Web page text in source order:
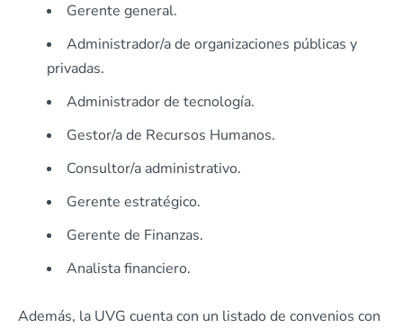
Gerente general.
Administrador/a de organizaciones públicas y
privadas.
Administrador de tecnología.
Gestor/a de Recursos Humanos.
Consultor/a administrativo.
Gerente estratégico.
Gerente de Finanzas.
Analista financiero.
Además, la UVG cuenta con un listado de convenios con